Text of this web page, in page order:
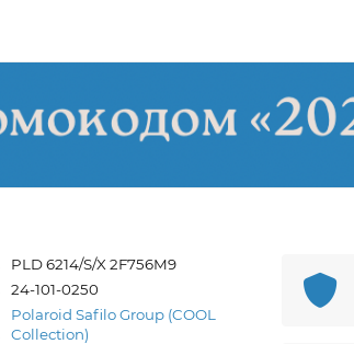
PLD 6214/S/X 2F756M9
24-101-0250
Polaroid Safilo Group (COOL
Collection)